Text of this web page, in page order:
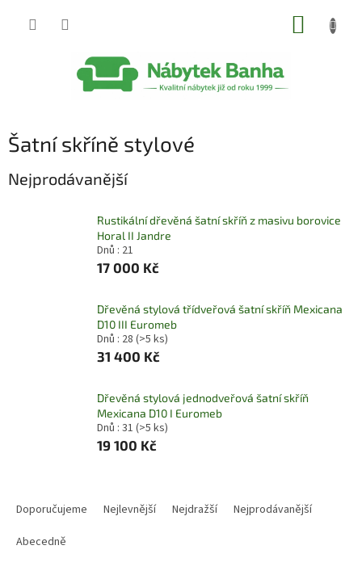
Šatní skříně stylové
Nejprodávanější
Rustikální dřevěná šatní skříň z masivu borovice
Horal II Jandre
Dnů : 21
17 000 Kč
Dřevěná stylová třídveřová šatní skříň Mexicana
D10 III Euromeb
Dnů : 28 (>5 ks)
31 400 Kč
Dřevěná stylová jednodveřová šatní skříň
Mexicana D10 I Euromeb
Dnů : 31 (>5 ks)
19 100 Kč
Doporučujeme Nejlevnější Nejdražší
Nejprodávanější
Abecedně